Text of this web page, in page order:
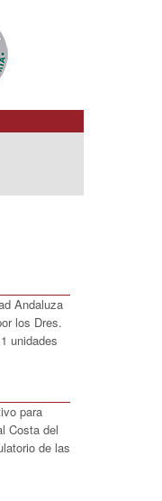
Andaluza
los Dres.
unidades
para
Costa del
de las